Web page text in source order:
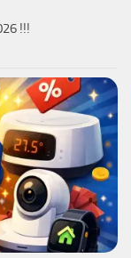
!!!